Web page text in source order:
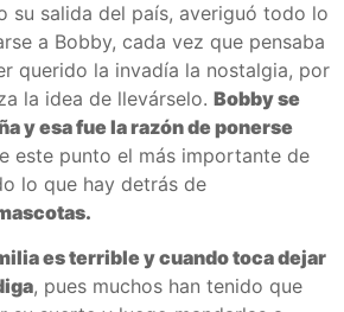
su salida del país, averiguó todo lo
a Bobby, cada vez que pensaba
querido la invadía la nostalgia, por
la idea de llevárselo. Bobby se
y esa fue la razón de ponerse
este punto el más importante de
lo que hay detrás de
es terrible y cuando toca dejar
, pues muchos han tenido que